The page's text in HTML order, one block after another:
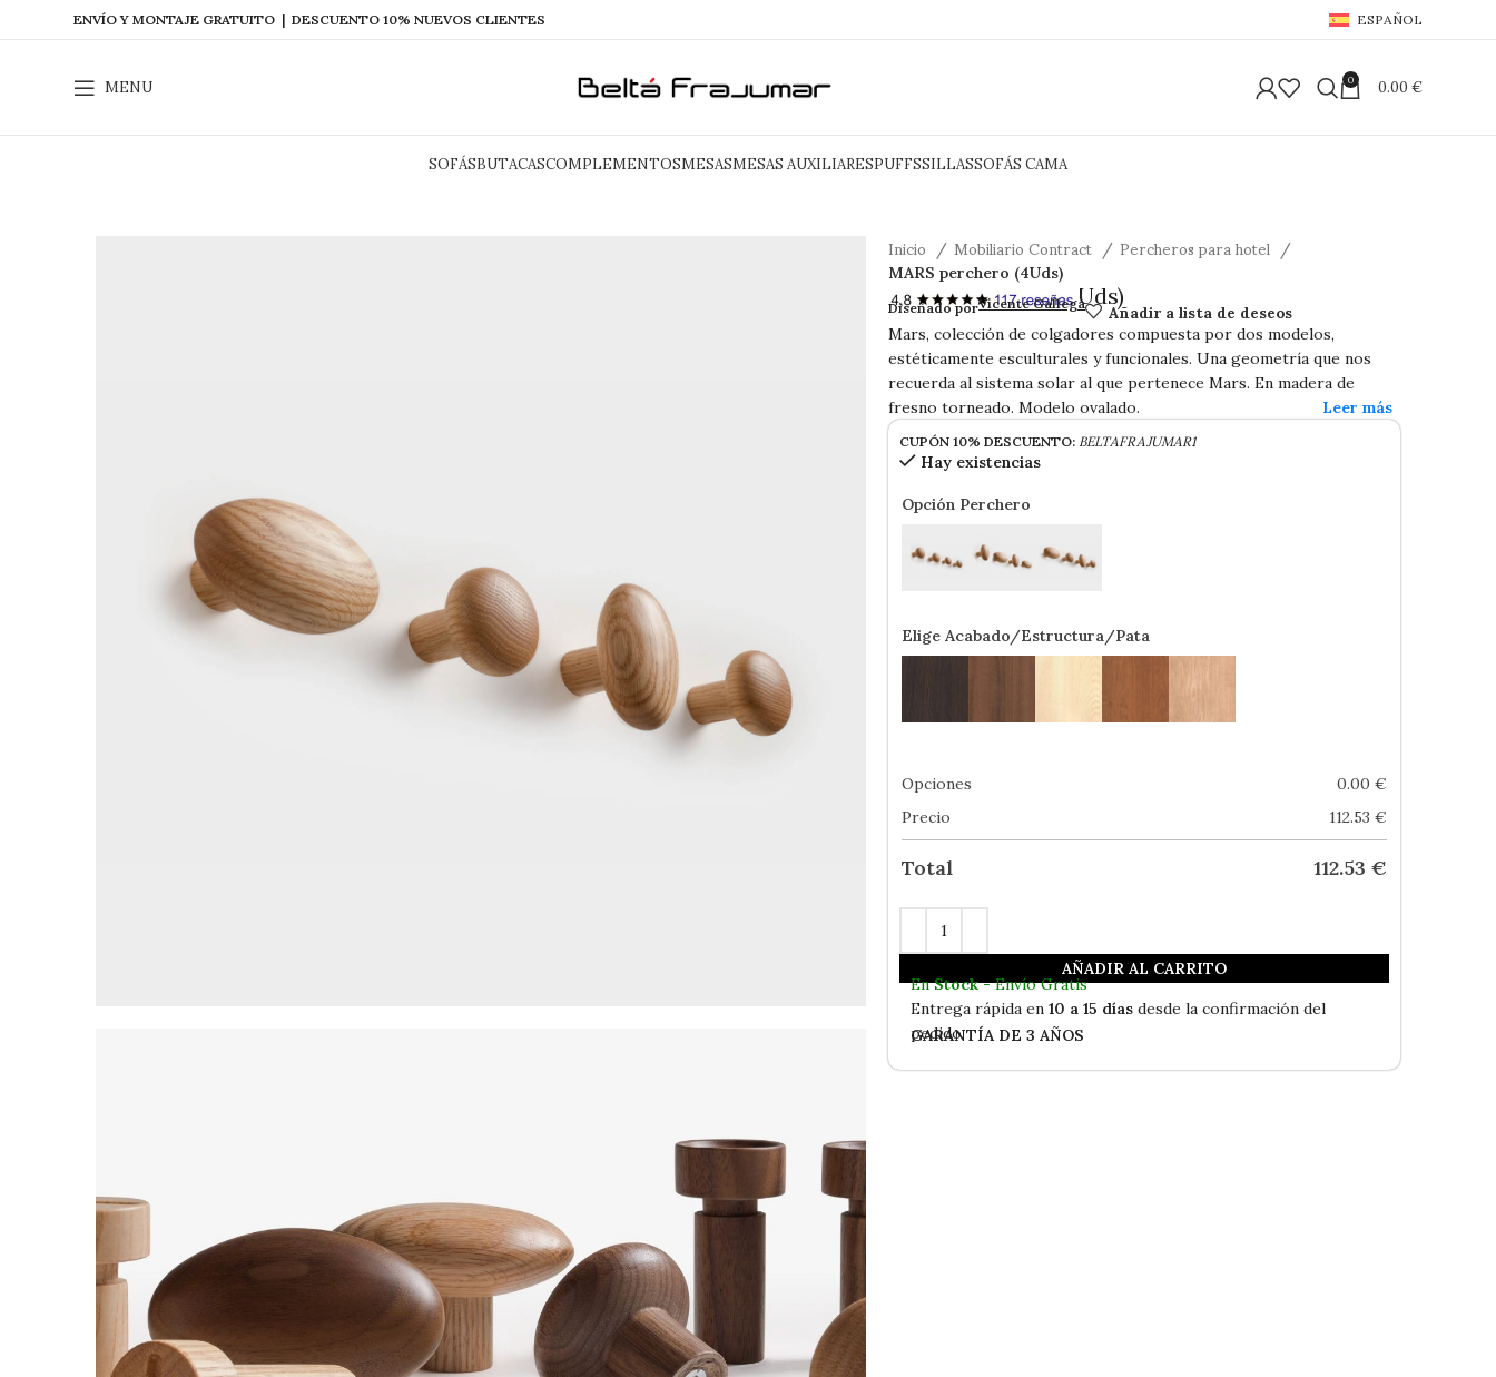
ENVÍO Y MONTAJE GRATUITO | DESCUENTO 10% NUEVOS CLIENTES ESPAÑOL
MENU 0 0.00 €
SOFÁSBUTACASCOMPLEMENTOSMESASMESAS AUXILIARESPUFFSSILLASSOFÁS CAMA
Inicio Mobiliario Contract Percheros para hotel
MARS perchero (4Uds)
MARS perchero (4Uds)
Diseñado porVicente Gallega Añadir a lista de deseos
Mars, colección de colgadores compuesta por dos modelos,
estéticamente esculturales y funcionales. Una geometría que nos
recuerda al sistema solar al que pertenece Mars. En madera de
fresno torneado. Modelo ovalado.
CUPÓN 10% DESCUENTO: BELTAFRAJUMAR1
Hay existencias
Opción Perchero
Elige Acabado/Estructura/Pata
Opciones 0.00 €
Precio
112.53 €
Total 112.53 €
AÑADIR AL CARRITO
EnStock- Envío Gratis
Entrega rápida en 10 a 15 días desde la confirmación del
pedido
GARANTÍA DE 3 AÑOS